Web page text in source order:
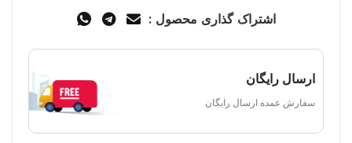
اشتراک گذاری محصول :
ارسال رایگان
سفارش عمده ارسال رایگان